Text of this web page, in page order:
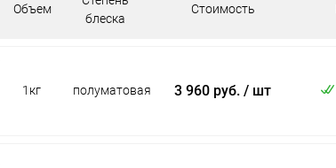
Объем
блеска
Стоимость
1кг полуматовая 3 960 руб. / шт